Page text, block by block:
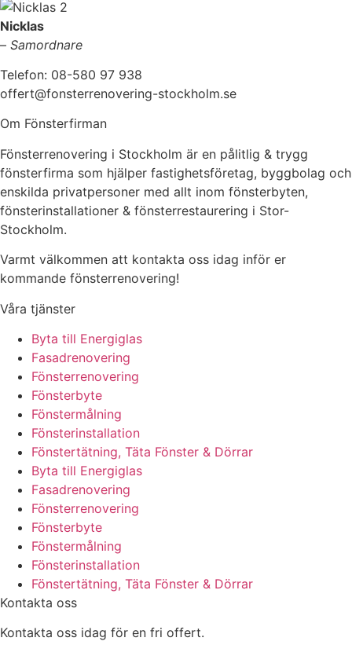
Nicklas
– Samordnare
Telefon: 08-580 97 938
offert@fonsterrenovering-stockholm.se
Om Fönsterfirman
Fönsterrenovering i Stockholm är en pålitlig & trygg
fönsterfirma som hjälper fastighetsföretag, byggbolag och
enskilda privatpersoner med allt inom fönsterbyten,
fönsterinstallationer & fönsterrestaurering i Stor-
Stockholm.
Varmt välkommen att kontakta oss idag inför er
kommande fönsterrenovering!
Våra tjänster
Byta till Energiglas
Fasadrenovering
Fönsterrenovering
Fönsterbyte
Fönstermålning
Fönsterinstallation
Fönstertätning, Täta Fönster & Dörrar
Byta till Energiglas
Fasadrenovering
Fönsterrenovering
Fönsterbyte
Fönstermålning
Fönsterinstallation
Fönstertätning, Täta Fönster & Dörrar
Kontakta oss
Kontakta oss idag för en fri offert.